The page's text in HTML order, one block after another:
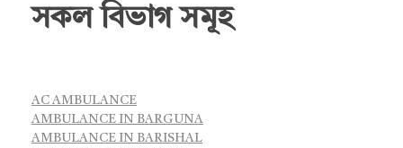
সকল বিভাগ সমূহ
AC AMBULANCE
AMBULANCE IN BARGUNA
AMBULANCE IN BARISHAL